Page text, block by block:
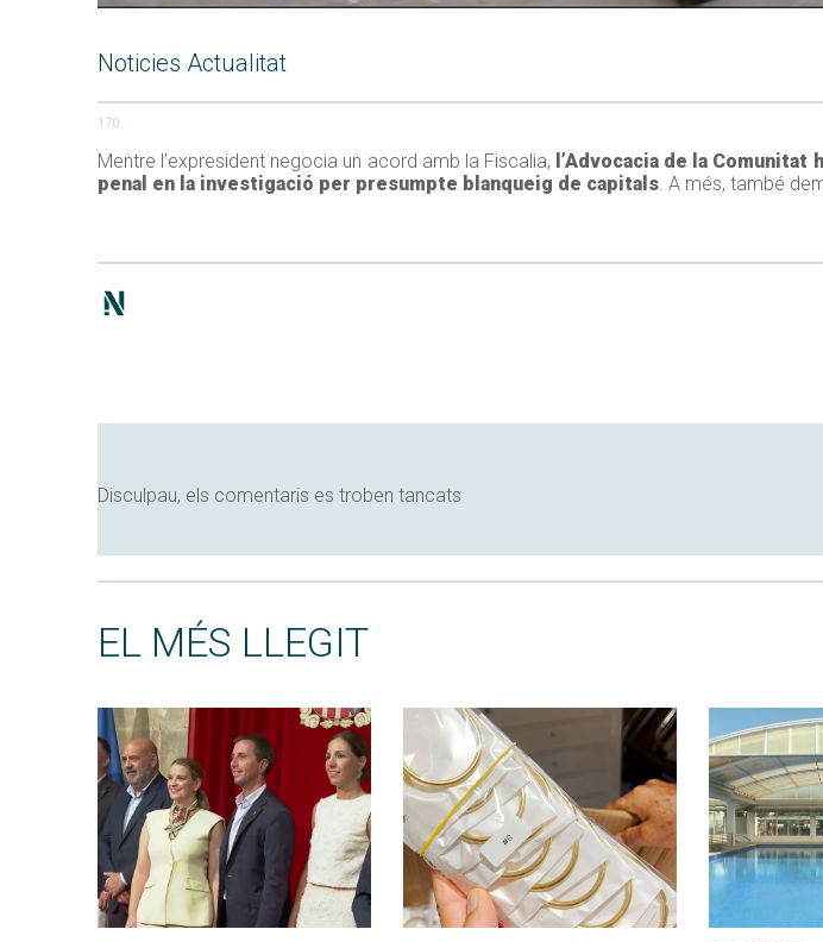
Noticies Actualitat
170
Mentre l’expresident negocia un acord amb la Fiscalia, l’Advocacia de la
penal en la investigació per presumpte blanqueig de capitals. A més, també
Disculpau, els comentaris es troben tancats
EL MÉS LLEGIT